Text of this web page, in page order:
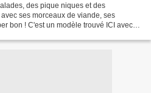
des pique niques et des
ses morceaux de viande, ses
bon ! C'est un modèle trouvé ICI avec